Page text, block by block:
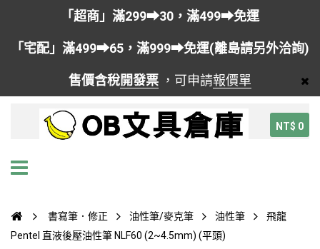
「超商」滿299➡30，滿499➡免運
「宅配」滿499➡65，滿999➡免運(離島請另外洽詢)
售價含稅開發票 ，可申請報價單
NT$ 0
書寫筆．修正 油性筆/麥克筆 油性筆
飛龍
Pentel 直液後壓油性筆 NLF60 (2~4.5mm) (平頭)